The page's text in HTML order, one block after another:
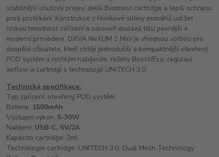
stabilnější chuťový projev, delší životnost cartridge a lepší ochranu
proti protékání. Konstrukce z hliníkové slitiny pomáhá udržet
nízkou hmotnost zařízení a zároveň dodává tělu pevnější a
moderní provedení. OXVA NeXLIM 2 Mini je vhodnou volbou pro
dospělé uživatele, kteří chtějí jednodušší a kompaktnější otevřený
POD systém s rychlým nabíjením, režimy Boost/Eco, regulací
airflow a cartridgí s technologií UNITECH 3.0.
Technická specifikace:
Typ zařízení: otevřený POD systém
Baterie: 1500mAh
Výstupní výkon: 5-30W
Nabíjení: USB-C, 5V/2A
Kapacita cartridge: 2ml
Technologie cartridge: UNITECH 3.0, Dual Mesh Technology